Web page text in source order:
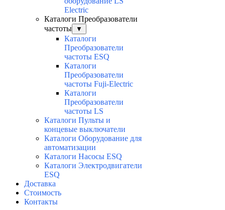
Electric
Каталоги Преобразователи
частоты
▼
Каталоги
Преобразователи
частоты ESQ
Каталоги
Преобразователи
частоты Fuji-Electric
Каталоги
Преобразователи
частоты LS
Каталоги Пульты и
концевые выключатели
Каталоги Оборудование для
автоматизации
Каталоги Насосы ESQ
Каталоги Электродвигатели
ESQ
Доставка
Стоимость
Контакты